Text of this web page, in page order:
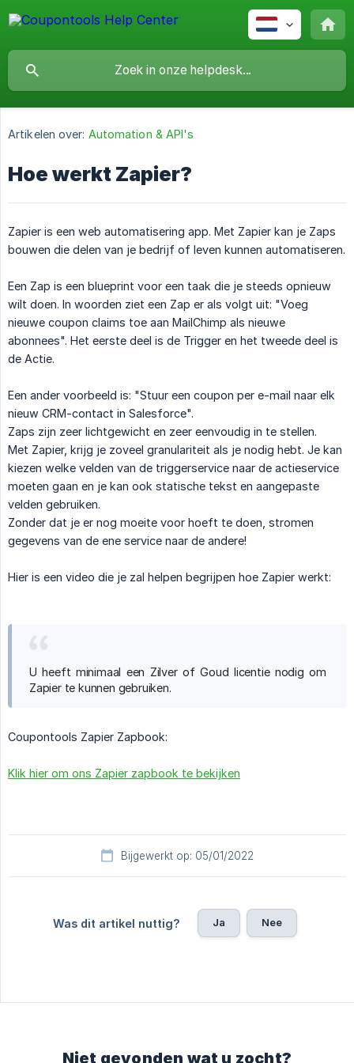
Artikelen over: Automation & API's
Hoe werkt Zapier?
Zapier is een web automatisering app. Met Zapier kan je Zaps
bouwen die delen van je bedrijf of leven kunnen automatiseren.
Een Zap is een blueprint voor een taak die je steeds opnieuw
wilt doen. In woorden ziet een Zap er als volgt uit: "Voeg
nieuwe coupon claims toe aan MailChimp als nieuwe
abonnees". Het eerste deel is de Trigger en het tweede deel is
de Actie.
Een ander voorbeeld is: "Stuur een coupon per e-mail naar elk
nieuw CRM-contact in Salesforce".
Zaps zijn zeer lichtgewicht en zeer eenvoudig in te stellen.
Met Zapier, krijg je zoveel granulariteit als je nodig hebt. Je kan
kiezen welke velden van de triggerservice naar de actieservice
moeten gaan en je kan ook statische tekst en aangepaste
velden gebruiken.
Zonder dat je er nog moeite voor hoeft te doen, stromen
gegevens van de ene service naar de andere!
Hier is een video die je zal helpen begrijpen hoe Zapier werkt:
U heeft minimaal een Zilver of Goud licentie nodig om
Zapier te kunnen gebruiken.
Coupontools Zapier Zapbook:
Klik hier om ons Zapier zapbook te bekijken
Bijgewerkt op: 05/01/2022
Was dit artikel nuttig? Ja Nee
Niet gevonden wat u zocht?